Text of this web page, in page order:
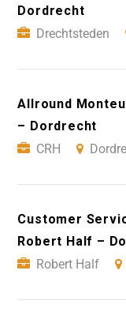
Dordrecht
Drechtsteden
Allround
– Dordrecht
CRH
Customer
Robert Half –
Robert Half